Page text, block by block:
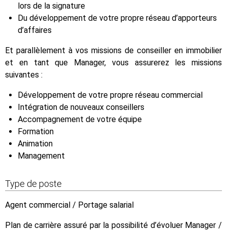
lors de la signature
Du développement de votre propre réseau d’apporteurs
d’affaires
Et parallèlement à vos missions de conseiller en immobilier
et en tant que Manager, vous assurerez les missions
suivantes :
Développement de votre propre réseau commercial
Intégration de nouveaux conseillers
Accompagnement de votre équipe
Formation
Animation
Management
Type de poste
Agent commercial / Portage salarial
Plan de carrière assuré par la possibilité d’évoluer Manager /